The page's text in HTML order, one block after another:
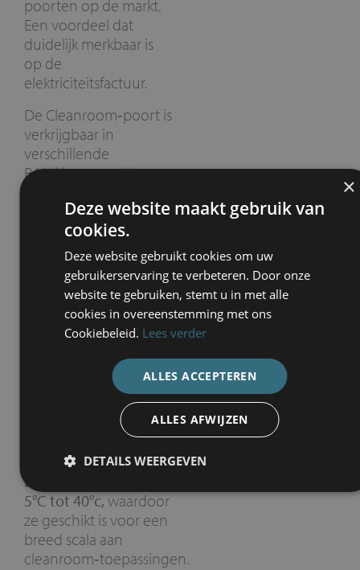
poorten op de markt.
Een voordeel dat
duidelijk merkbaar is
op de
elektriciteitsfactuur.
De Cleanroom‑poort is
verkrijgbaar in
verschillende
RAL‑kleuren en kan
tot 4000 × 4000 mm
grootte.
Naast het feit dat ze
dichtsluitend, stil en
veilig is, werkt de poort
zeer snel:
Openingssnelheid:
tot 2,7 m/s
Sluitingssnelheid:
De poort kan worden
gebruikt in
binnenruimtes van
5°C tot 40°c, waardoor
ze geschikt is voor een
breed scala aan
cleanroom‑toepassingen.
×
Deze website maakt gebruik van
cookies.
Deze website gebruikt cookies om uw
gebruikerservaring te verbeteren. Door onze
website te gebruiken, stemt u in met alle
cookies in overeenstemming met ons
Cookiebeleid. Lees verder
ALLES ACCEPTEREN
ALLES AFWIJZEN
DETAILS WEERGEVEN